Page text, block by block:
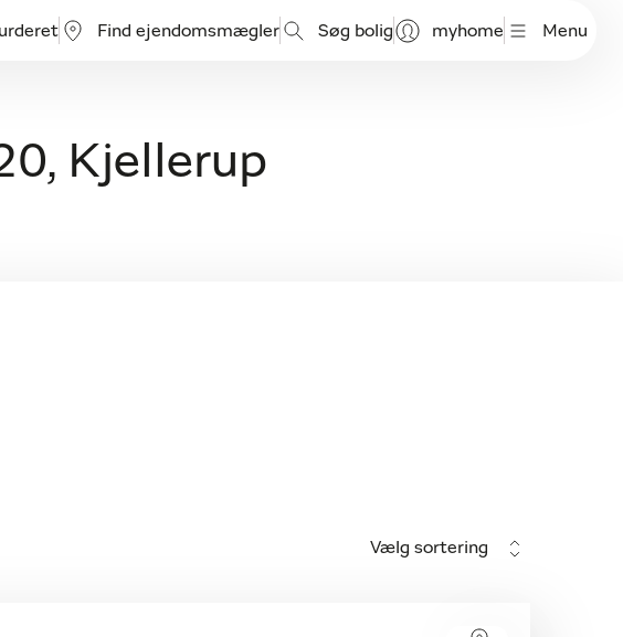
Find ejendomsmægler Søg bolig myhome Menu
Kjellerup
Vælg sortering